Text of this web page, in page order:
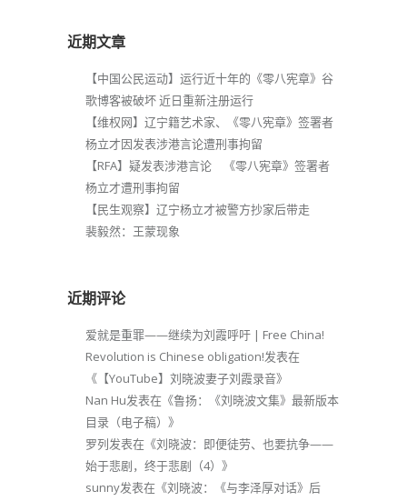
近期文章
【中国公民运动】运行近十年的《零八宪章》谷
歌博客被破坏 近日重新注册运行
【维权网】辽宁籍艺术家、《零八宪章》签署者
杨立才因发表涉港言论遭刑事拘留
【RFA】疑发表涉港言论 《零八宪章》签署者
杨立才遭刑事拘留
【民生观察】辽宁杨立才被警方抄家后带走
裴毅然：王蒙现象
近期评论
爱就是重罪——继续为刘霞呼吁 | Free China!
Revolution is Chinese obligation!发表在
《 【YouTube】刘晓波妻子刘霞录音》
Nan Hu发表在《鲁扬：《刘晓波文集》最新版本
目录（电子稿） 》
罗列发表在《刘晓波：即便徒劳、也要抗争——
始于悲剧，终于悲剧（4） 》
sunny发表在《刘晓波：《与李泽厚对话》后